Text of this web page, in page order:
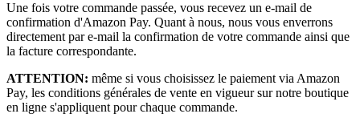
Une fois votre commande passée, vous recevez un e-mail de
confirmation d'Amazon Pay. Quant à nous, nous vous enverrons
directement par e-mail la confirmation de votre commande ainsi que
la facture correspondante.
ATTENTION: même si vous choisissez le paiement via Amazon
Pay, les conditions générales de vente en vigueur sur notre boutique
en ligne s'appliquent pour chaque commande.